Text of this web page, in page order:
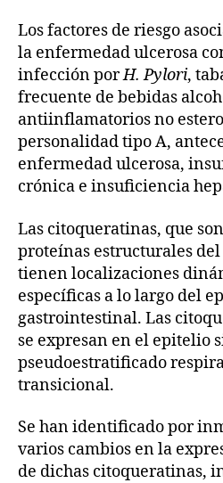
Los factores de riesgo
la enfermedad ulcerosa
infección porH. Pylori,
frecuente de bebidas
antiinflamatorios no
personalidad tipo A,
enfermedad ulcerosa,
crónica e insuficiencia
Las citoqueratinas, que
proteínas estructurales
tienen localizaciones
específicas a lo largo del
gastrointestinal. Las
se expresan en el epitelio
pseudoestratificado
transicional.
Se han identificado por
varios cambios en la
de dichas citoqueratinas,